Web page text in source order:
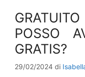
POSSO
GRATIS?
29/02/2024 di